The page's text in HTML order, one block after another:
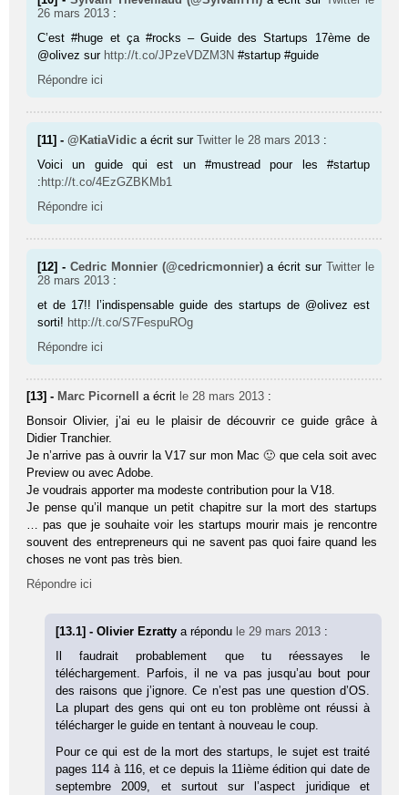
26 mars 2013 :
C’est #huge et ça #rocks – Guide des Startups 17ème de
@olivez sur http://t.co/JPzeVDZM3N #startup #guide
Répondre ici
[11] -@KatiaVidic a écrit surTwitter le 28 mars 2013 :
Voici un guide qui est un #mustread pour les #startup
: http://t.co/4EzGZBKMb1
Répondre ici
[12] - Cedric Monnier (@cedricmonnier) a écrit sur Twitter le
28 mars 2013 :
et de 17!! l’indispensable guide des startups de @olivez est
sorti! http://t.co/S7FespuROg
Répondre ici
[13] - Marc Picornell a écrit le 28 mars 2013 :
Bonsoir Olivier, j’ai eu le plaisir de découvrir ce guide grâce à
Didier Tranchier.
Je n’arrive pas à ouvrir la V17 sur mon Mac 🙂 que cela soit avec
Preview ou avec Adobe.
Je voudrais apporter ma modeste contribution pour la V18.
Je pense qu’il manque un petit chapitre sur la mort des startups
… pas que je souhaite voir les startups mourir mais je rencontre
souvent des entrepreneurs qui ne savent pas quoi faire quand les
choses ne vont pas très bien.
Répondre ici
[13.1] - Olivier Ezrattya répondu le 29 mars 2013 :
Il faudrait probablement que tu réessayes le
téléchargement. Parfois, il ne va pas jusqu’au bout pour
des raisons que j’ignore. Ce n’est pas une question d’OS.
La plupart des gens qui ont eu ton problème ont réussi à
télécharger le guide en tentant à nouveau le coup.
Pour ce qui est de la mort des startups, le sujet est traité
pages 114 à 116, et ce depuis la 11ième édition qui date de
septembre 2009, et surtout sur l’aspect juridique et